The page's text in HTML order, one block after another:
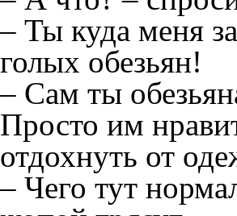
– Ты куда меня
голых обезьян!
– Сам ты
Просто им
отдохнуть от
– Чего тут